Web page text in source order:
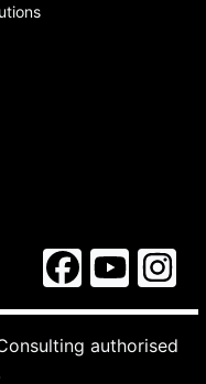
authorised